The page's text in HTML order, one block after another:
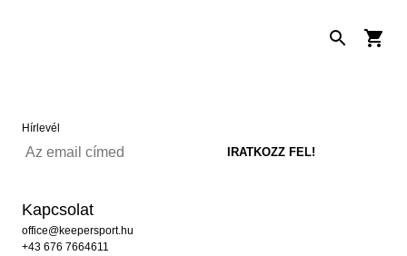
Hírlevél
Kapcsolat
office@keepersport.hu
+43 676 7664611